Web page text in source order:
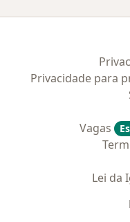
Privacidade para
Vagas
Lei da